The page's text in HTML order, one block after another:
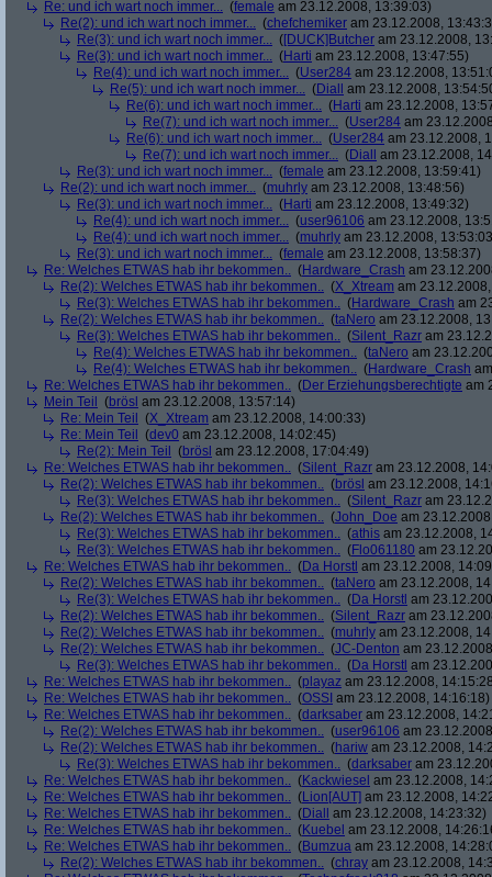
Re: und ich wart noch immer... (female am 23.12.2008, 13:39:03)
Re(2): und ich wart noch immer... (chefchemiker am 23.12.2008,
Re(3): und ich wart noch immer... ([DUCK]Butcher am 23.12.2008,
Re(3): und ich wart noch immer... (Harti am 23.12.2008, 13:47:55)
Re(4): und ich wart noch immer... (User284 am 23.12.2008,
Re(5): und ich wart noch immer... (Diall
am 23.12.2008,
Re(6): und ich wart noch immer... (Harti am 23.12.2008,
Re(7): und ich wart noch immer... (User284 am
Re(6): und ich wart noch immer... (User284 am 23.12.2008,
Re(7): und ich wart noch immer... (Diall
am 23.12.2008,
Re(3): und ich wart noch immer... (female am 23.12.2008, 13:59:41)
Re(2): und ich wart noch immer... (muhrly am 23.12.2008, 13:48:56)
Re(3): und ich wart noch immer... (Harti am 23.12.2008, 13:49:32)
Re(4): und ich wart noch immer... (user96106 am 23.12.2008,
Re(4): und ich wart noch immer... (muhrly am 23.12.2008,
Re(3): und ich wart noch immer... (female am 23.12.2008, 13:58:37)
Re: Welches ETWAS hab ihr bekommen.. (Hardware_Crash am
Re(2): Welches ETWAS hab ihr bekommen.. (X_Xtream am
Re(3): Welches ETWAS hab ihr bekommen.. (Hardware_Crash am
Re(2): Welches ETWAS hab ihr bekommen.. (taNero am 23.12.2008,
Re(3): Welches ETWAS hab ihr bekommen.. (Silent_Razr am
Re(4): Welches ETWAS hab ihr bekommen.. (taNero am
Re(4): Welches ETWAS hab ihr bekommen.. (Hardware_Crash
Re: Welches ETWAS hab ihr bekommen.. (Der Erziehungsberechtigte am
Mein Teil
(brösl am 23.12.2008, 13:57:14)
Re: Mein Teil
(X_Xtream am 23.12.2008, 14:00:33)
Re: Mein Teil
(dev0 am 23.12.2008, 14:02:45)
Re(2): Mein Teil
(brösl am 23.12.2008, 17:04:49)
Re: Welches ETWAS hab ihr bekommen.. (Silent_Razr am 23.12.2008,
Re(2): Welches ETWAS hab ihr bekommen.. (brösl am 23.12.2008,
Re(3): Welches ETWAS hab ihr bekommen.. (Silent_Razr am
Re(2): Welches ETWAS hab ihr bekommen.. (John_Doe am
Re(3): Welches ETWAS hab ihr bekommen.. (athis am 23.12.2008,
Re(3): Welches ETWAS hab ihr bekommen.. (Flo061180 am
Re: Welches ETWAS hab ihr bekommen.. (Da Horstl am 23.12.2008,
Re(2): Welches ETWAS hab ihr bekommen.. (taNero am 23.12.2008,
Re(3): Welches ETWAS hab ihr bekommen.. (Da Horstl am
Re(2): Welches ETWAS hab ihr bekommen.. (Silent_Razr am
Re(2): Welches ETWAS hab ihr bekommen.. (muhrly am 23.12.2008,
Re(2): Welches ETWAS hab ihr bekommen.. (JC-Denton am
Re(3): Welches ETWAS hab ihr bekommen.. (Da Horstl am
Re: Welches ETWAS hab ihr bekommen.. (playaz am 23.12.2008,
Re: Welches ETWAS hab ihr bekommen.. (OSSI am 23.12.2008, 14:16:18)
Re: Welches ETWAS hab ihr bekommen.. (darksaber am 23.12.2008,
Re(2): Welches ETWAS hab ihr bekommen.. (user96106 am
Re(2): Welches ETWAS hab ihr bekommen.. (hariw am 23.12.2008,
Re(3): Welches ETWAS hab ihr bekommen.. (darksaber am
Re: Welches ETWAS hab ihr bekommen.. (Kackwiesel am 23.12.2008,
Re: Welches ETWAS hab ihr bekommen.. (Lion[AUT] am 23.12.2008,
Re: Welches ETWAS hab ihr bekommen.. (Diall
am 23.12.2008, 14:23:32)
Re: Welches ETWAS hab ihr bekommen.. (Kuebel am 23.12.2008,
Re: Welches ETWAS hab ihr bekommen.. (Bumzua am 23.12.2008,
Re(2): Welches ETWAS hab ihr bekommen.. (chray am 23.12.2008,